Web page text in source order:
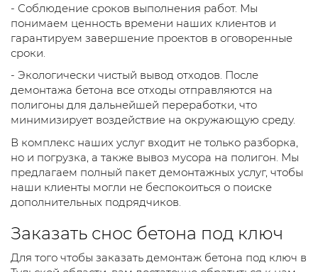
- Соблюдение сроков выполнения работ. Мы
понимаем ценность времени наших клиентов и
гарантируем завершение проектов в оговоренные
сроки.
- Экологически чистый вывод отходов. После
демонтажа бетона все отходы отправляются на
полигоны для дальнейшей переработки, что
минимизирует воздействие на окружающую среду.
В комплекс наших услуг входит не только разборка,
но и погрузка, а также вывоз мусора на полигон. Мы
предлагаем полный пакет демонтажных услуг, чтобы
наши клиенты могли не беспокоиться о поиске
дополнительных подрядчиков.
Заказать снос бетона под ключ
Для того чтобы заказать демонтаж бетона под ключ в